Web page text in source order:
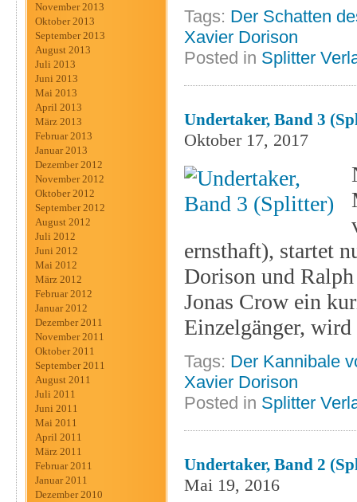
November 2013
Oktober 2013
September 2013
August 2013
Juli 2013
Juni 2013
Mai 2013
April 2013
März 2013
Februar 2013
Januar 2013
Dezember 2012
November 2012
Oktober 2012
September 2012
August 2012
Juli 2012
Juni 2012
Mai 2012
März 2012
Februar 2012
Januar 2012
Dezember 2011
November 2011
Oktober 2011
September 2011
August 2011
Juli 2011
Juni 2011
Mai 2011
April 2011
März 2011
Februar 2011
Januar 2011
Dezember 2010
Tags: Der Schatten
Xavier Dorison
Posted in Splitter
Undertaker, Band 3
Oktober 17, 2017
ernsthaft), startet
Dorison und
Jonas Crow ein
Einzelgänger,
Tags: Der Kannibale
Xavier Dorison
Posted in Splitter
Undertaker, Band 2
Mai 19, 2016